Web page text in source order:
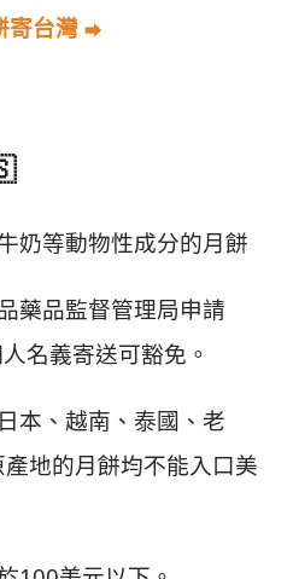
寄台灣 ⮕
奶等動物性成分的月餅
藥品監督管理局申請
名義寄送可豁免。
本、越南、泰國、老
地的月餅均不能入口美